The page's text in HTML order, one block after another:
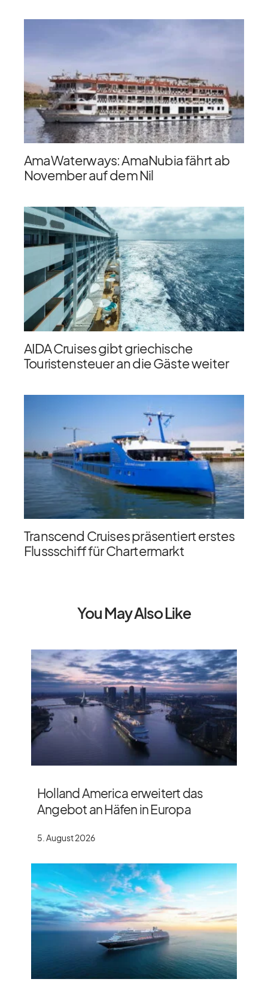
AmaWaterways: AmaNubia fährt ab
November auf dem Nil
AIDA Cruises gibt griechische
Touristensteuer an die Gäste weiter
Transcend Cruises präsentiert erstes
Flussschiff für Chartermarkt
You May Also Like
Holland America erweitert das
Angebot an Häfen in Europa
5. August 2026